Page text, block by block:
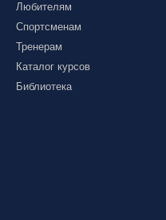
Любителям
Спортсменам
Тренерам
Каталог курсов
Библиотека